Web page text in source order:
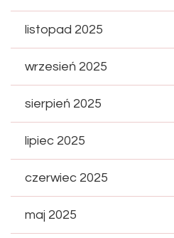
listopad 2025
wrzesień 2025
sierpień 2025
lipiec 2025
czerwiec 2025
maj 2025